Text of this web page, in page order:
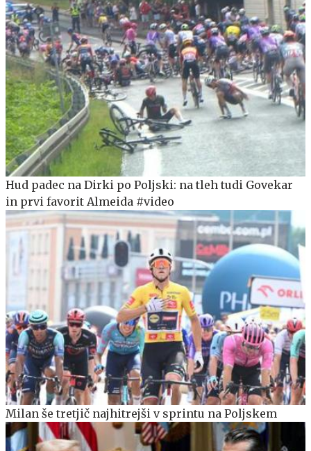
Hud padec na Dirki po Poljski: na tleh tudi Govekar
in prvi favorit Almeida #video
Milan še tretjič najhitrejši v sprintu na Poljskem